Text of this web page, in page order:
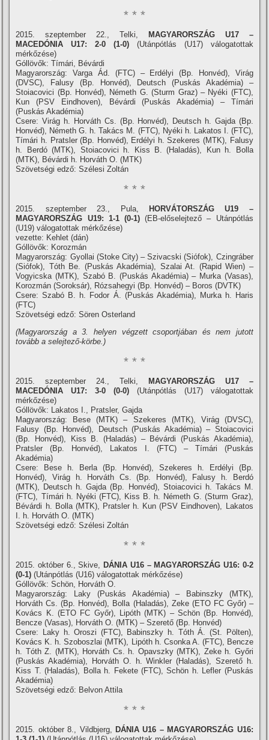
* * *
2015. szeptember 22., Telki,
MAGYARORSZÁG U17 –
MACEDÓNIA U17: 2-0 (1-0) (Utánpótlás (U17) válogatottak
mérkőzése)
Góllövők: Tí­mári, Bévárdi
Magyarország: Varga Ád. (FTC) – Erdélyi (Bp. Honvéd), Virág
(DVSC), Falusy (Bp. Honvéd), Deutsch (Puskás Akadémia) –
Stoiacovici (Bp. Honvéd), Németh G. (Sturm Graz) – Nyéki (FTC),
Kun (PSV Eindhoven), Bévárdi (Puskás Akadémia) – Tí­mári
(Puskás Akadémia)
Csere: Virág h. Horváth Cs. (Bp. Honvéd), Deutsch h. Gajda (Bp.
Honvéd), Németh G. h. Takács M. (FTC), Nyéki h. Lakatos I. (FTC),
Tí­mári h. Pratsler (Bp. Honvéd), Erdélyi h. Szekeres (MTK), Falusy
h. Berdó (MTK), Stoiacovici h. Kiss B. (Haladás), Kun h. Bolla
(MTK), Bévárdi h. Horváth O. (MTK)
Szövetségi edző: Szélesi Zoltán
* * *
2015. szeptember 23., Pula,
HORVÁTORSZÁG U19 –
MAGYARORSZÁG U19: 1-1 (0-1) (EB-előselejtező – Utánpótlás
(U19) válogatottak mérkőzése)
vezette: Kehlet (dán)
Góllövők: Korozmán
Magyarország: Gyollai (Stoke City) – Szivacski (Siófok), Czingráber
(Siófok), Tóth Be. (Puskás Akadémia), Szalai At. (Rapid Wien) –
Vogyicska (MTK), Szabó B. (Puskás Akadémia) – Murka (Vasas),
Korozmán (Soroksár), Rózsahegyi (Bp. Honvéd) – Boros (DVTK)
Csere: Szabó B. h. Fodor Á. (Puskás Akadémia), Murka h. Haris
(FTC)
Szövetségi edző: Sören Osterland
(Magyarország a 3. helyen végzett csoportjában és nem jutott
tovább a selejtező-körbe.)
* * *
2015. szeptember 24., Telki,
MAGYARORSZÁG U17 –
MACEDÓNIA U17: 3-0 (0-0) (Utánpótlás (U17) válogatottak
mérkőzése)
Góllövők: Lakatos I., Pratsler, Gajda
Magyarország: Bese (MTK) – Szekeres (MTK), Virág (DVSC),
Falusy (Bp. Honvéd), Deutsch (Puskás Akadémia) – Stoiacovici
(Bp. Honvéd), Kiss B. (Haladás) – Bévárdi (Puskás Akadémia),
Pratsler (Bp. Honvéd), Lakatos I. (FTC) – Tí­mári (Puskás
Akadémia)
Csere: Bese h. Berla (Bp. Honvéd), Szekeres h. Erdélyi (Bp.
Honvéd), Virág h. Horváth Cs. (Bp. Honvéd), Falusy h. Berdó
(MTK), Deutsch h. Gajda (Bp. Honvéd), Stoiacovici h. Takács M.
(FTC), Tí­mári h. Nyéki (FTC), Kiss B. h. Németh G. (Sturm Graz),
Bévárdi h. Bolla (MTK), Pratsler h. Kun (PSV Eindhoven), Lakatos
I. h. Horváth O. (MTK)
Szövetségi edző: Szélesi Zoltán
* * *
2015. október 6., Skive, DÁNIA U16 – MAGYARORSZÁG U16: 0-2
(0-1) (Utánpótlás (U16) válogatottak mérkőzése)
Góllövők: Schön, Horváth O.
Magyarország: Laky (Puskás Akadémia) – Babinszky (MTK),
Horváth Cs. (Bp. Honvéd), Bolla (Haladás), Zeke (ETO FC Győr) –
Kovács K. (ETO FC Győr), Lipóth (MTK) – Schön (Bp. Honvéd),
Bencze (Vasas), Horváth O. (MTK) – Szerető (Bp. Honvéd)
Csere: Laky h. Oroszi (FTC), Babinszky h. Tóth Á. (St. Pölten),
Kovács K. h. Szoboszlai (MTK), Lipóth h. Csonka A. (FTC), Bencze
h. Tóth Z. (MTK), Horváth Cs. h. Opavszky (MTK), Zeke h. Győri
(Puskás Akadémia), Horváth O. h. Winkler (Haladás), Szerető h.
Kiss T. (Haladás), Bolla h. Fekete (FTC), Schön h. Lefler (Puskás
Akadémia)
Szövetségi edző: Belvon Attila
* * *
2015. október 8., Vildbjerg, DÁNIA U16 – MAGYARORSZÁG U16: